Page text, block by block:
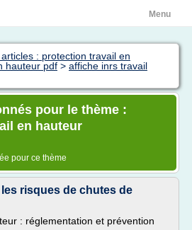
Menu
: protection travail en
hauteur pdf > affiche inrs travail
pour le thème :
en hauteur
pour ce thème
risques de chutes de
: réglementation et prévention